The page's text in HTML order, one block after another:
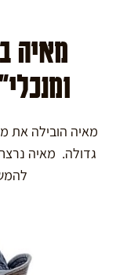
מאיה
מאיה הובילה את